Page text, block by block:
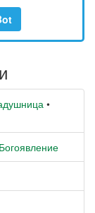
•
Богоявление